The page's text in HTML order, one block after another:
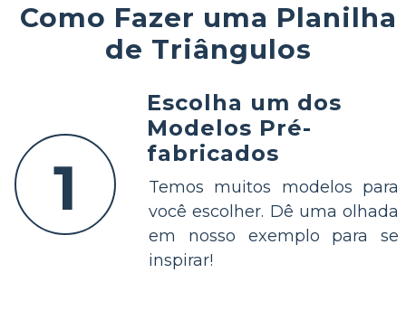
Como Fazer uma Planilha
de Triângulos
1
Escolha um dos
Modelos Pré-
fabricados
Temos muitos modelos para
você escolher. Dê uma olhada
em nosso exemplo para se
inspirar!